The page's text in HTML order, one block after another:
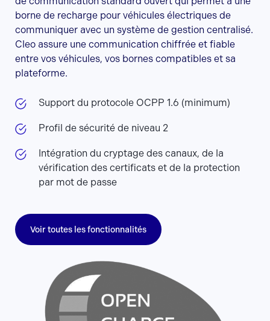
borne de recharge pour véhicules électriques de
communiquer avec un système de gestion centralisé.
Cleo assure une communication chiffrée et fiable
entre vos véhicules, vos bornes compatibles et sa
plateforme.
Support du protocole OCPP 1.6 (minimum)
Profil de sécurité de niveau 2
Intégration du cryptage des canaux, de la
vérification des certificats et de la protection
par mot de passe
Voir toutes les fonctionnalités